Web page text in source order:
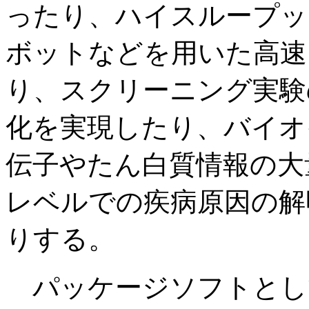
ったり、ハイスループ
ボットなどを用いた高
り、スクリーニング実
化を実現したり、バイ
伝子やたん白質情報の
レベルでの疾病原因の
りする。
パッケージソフトと